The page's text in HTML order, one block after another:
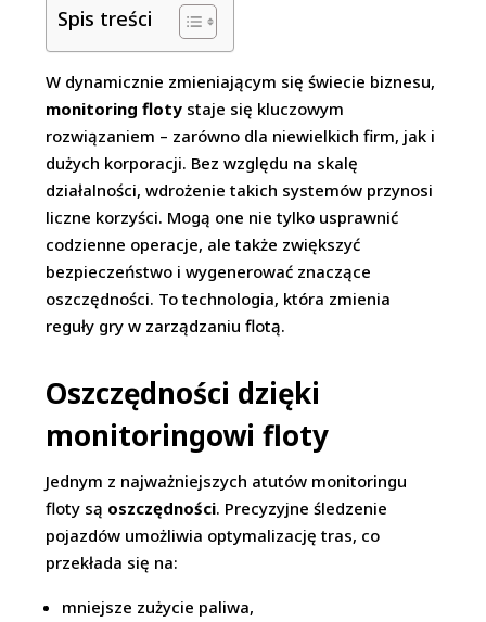
Spis treści
W dynamicznie zmieniającym się świecie biznesu,
monitoring floty staje się kluczowym
rozwiązaniem – zarówno dla niewielkich firm, jak i
dużych korporacji. Bez względu na skalę
działalności, wdrożenie takich systemów przynosi
liczne korzyści. Mogą one nie tylko usprawnić
codzienne operacje, ale także zwiększyć
bezpieczeństwo i wygenerować znaczące
oszczędności. To technologia, która zmienia
reguły gry w zarządzaniu flotą.
Oszczędności dzięki
monitoringowi floty
Jednym z najważniejszych atutów monitoringu
floty są oszczędności. Precyzyjne śledzenie
pojazdów umożliwia optymalizację tras, co
przekłada się na:
mniejsze zużycie paliwa,